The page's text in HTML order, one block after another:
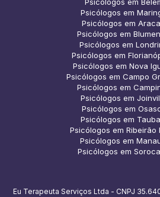
Psicólogos em
Psicólogos em
Psicólogos em
Psicólogos em
Psicólogos em
Psicólogos em
Psicólogos em Nova
Psicólogos em Campo
Psicólogos em
Psicólogos em
Psicólogos em
Psicólogos em
Psicólogos em Ribeirão
Psicólogos em
Psicólogos em
Eu Terapeuta Serviços Ltda - CNPJ